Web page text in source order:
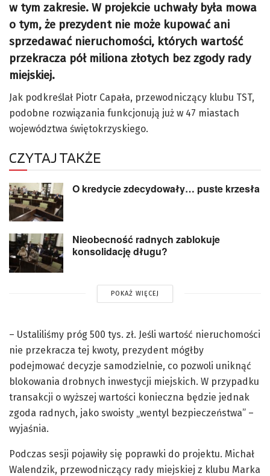
w tym zakresie. W projekcie uchwały była mowa
o tym, że prezydent nie może kupować ani
sprzedawać nieruchomości, których wartość
przekracza pół miliona złotych bez zgody rady
miejskiej.
Jak podkreślał Piotr Capała, przewodniczący klubu TST,
podobne rozwiązania funkcjonują już w 47 miastach
województwa świętokrzyskiego.
CZYTAJ TAKŻE
O kredycie zdecydowały… puste krzesła
Nieobecność radnych zablokuje
konsolidację długu?
POKAŻ WIĘCEJ
– Ustaliliśmy próg 500 tys. zł. Jeśli wartość nieruchomości
nie przekracza tej kwoty, prezydent mógłby
podejmować decyzje samodzielnie, co pozwoli uniknąć
blokowania drobnych inwestycji miejskich. W przypadku
transakcji o wyższej wartości konieczna będzie jednak
zgoda radnych, jako swoisty „wentyl bezpieczeństwa” –
wyjaśnia.
Podczas sesji pojawiły się poprawki do projektu. Michał
Walendzik, przewodniczący rady miejskiej z klubu Marka